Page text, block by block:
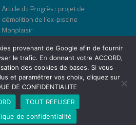
Article du Progrès : projet de
démolition de l’ex-piscine
Monplaisir
« Jeu de lois » à la Cité Musée
Tony Garnier
12 AVRIL 2026
provenant de Google afin de fournir
le trafic. En donnant votre ACCORD,
des cookies de bases. Si vous
et paramétrer vos choix, cliquez sur
DE CONFIDENTIALITE
TOUT REFUSER
de confidentialité